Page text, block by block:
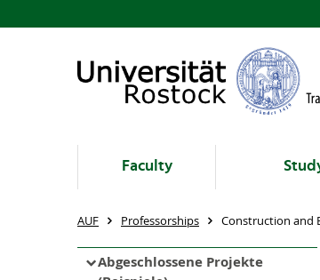
Faculty
AUF Professorships Construction and
Abgeschlossene Projekte